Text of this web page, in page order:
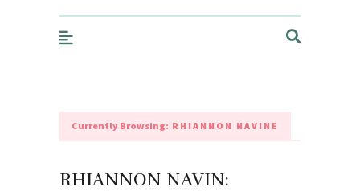
Currently Browsing: RHIANNON NAVINE
RHIANNON NAVIN: